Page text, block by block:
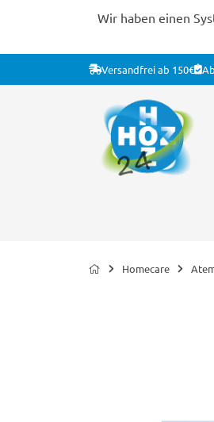
Wir haben einen
Versandfrei ab 150€
Homecare